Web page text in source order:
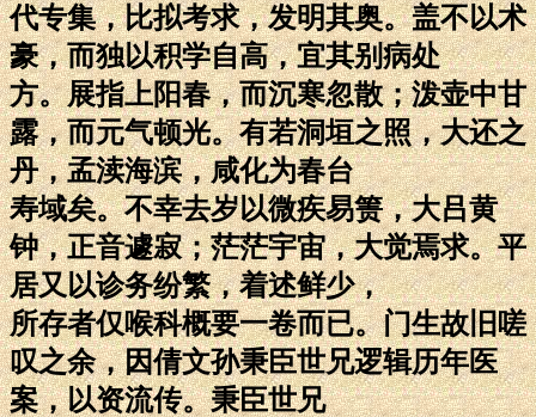
代专集，比拟考求，发明其奥。盖不以术
豪，而独以积学自高，宜其别病处
方。展指上阳春，而沉寒忽散；泼壶中甘
露，而元气顿光。有若洞垣之照，大还之
丹，孟渎海滨，咸化为春台
寿域矣。不幸去岁以微疾易箦，大吕黄
钟，正音遽寂；茫茫宇宙，大觉焉求。平
居又以诊务纷繁，着述鲜少，
所存者仅喉科概要一卷而已。门生故旧嗟
叹之余，因倩文孙秉臣世兄逻辑历年医
案，以资流传。秉臣世兄